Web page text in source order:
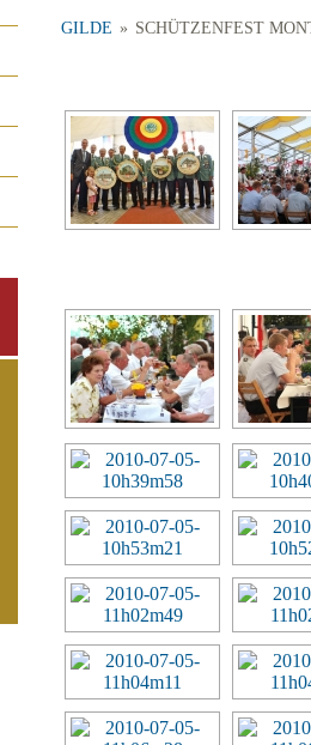
GILDE » SCHÜTZENFEST